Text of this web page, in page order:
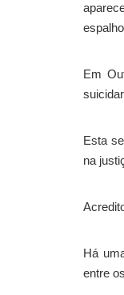
Em
Esta
na
Há
entre